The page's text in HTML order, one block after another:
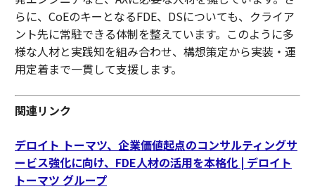
らに、CoEのキーとなるFDE、DSについても、クライア
ント先に常駐できる体制を整えています。このように多
様な人材と実践知を組み合わせ、構想策定から実装・運
用定着まで一貫して支援します。
関連リンク
デロイト トーマツ、企業価値起点のコンサルティングサ
ービス強化に向け、FDE人材の活用を本格化 | デロイト
トーマツ グループ